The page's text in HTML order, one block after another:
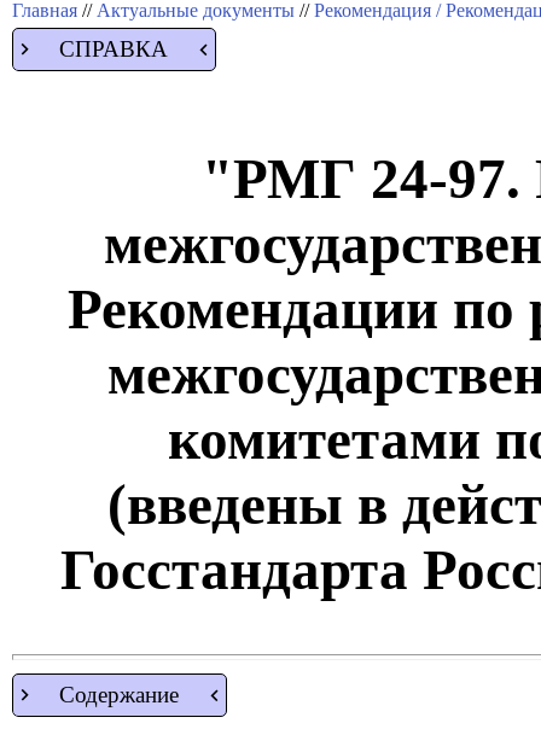
Главная // Актуальные документы //Рекомендация /
СПРАВКА
"РМГ 24-97.
Рекомендации по
комитетами
(введены в
Госстандарта
Содержание